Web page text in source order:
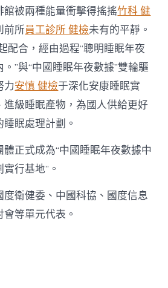
館被兩種能量衝擊得搖搖竹科 健
前所員工診所 健檢未有的平靜。
配合，經由過程“聰明睡眠年夜
”與“中國睡眠年夜數據”雙輪驅
力安慎 健檢于深化安康睡眠實
進級睡眠產物，為國人供給更好
眠處理計劃。
正式成為“中國睡眠年夜數據中
行基地”。
度衛健委、中國科協、國度信息
等單元代表。